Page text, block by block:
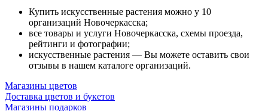
Купить искусственные растения можно у 10
организаций Новочеркасска;
все товары и услуги Новочеркасска, схемы проезда,
рейтинги и фотографии;
искусственные растения — Вы можете оставить свои
отзывы в нашем каталоге организаций.
Магазины цветов
Доставка цветов и букетов
Магазины подарков